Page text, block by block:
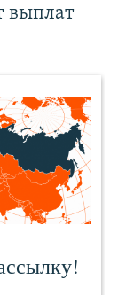
выплат